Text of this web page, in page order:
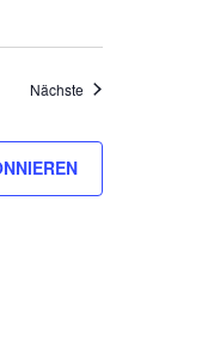
Nächste Veranstaltungen